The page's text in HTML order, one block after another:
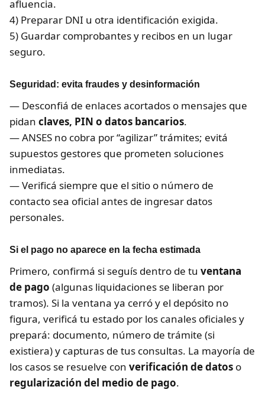
afluencia.
4) Preparar DNI u otra identificación exigida.
5) Guardar comprobantes y recibos en un lugar
seguro.
Seguridad: evita fraudes y desinformación
— Desconfiá de enlaces acortados o mensajes que
pidan claves, PIN o datos bancarios.
— ANSES no cobra por “agilizar” trámites; evitá
supuestos gestores que prometen soluciones
inmediatas.
— Verificá siempre que el sitio o número de
contacto sea oficial antes de ingresar datos
personales.
Si el pago no aparece en la fecha estimada
Primero, confirmá si seguís dentro de tu ventana
de pago (algunas liquidaciones se liberan por
tramos). Si la ventana ya cerró y el depósito no
figura, verificá tu estado por los canales oficiales y
prepará: documento, número de trámite (si
existiera) y capturas de tus consultas. La mayoría de
los casos se resuelve con verificación de datos o
regularización del medio de pago.